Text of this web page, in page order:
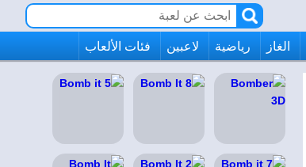
الغاز رياضية لاعبين فئات الألعاب